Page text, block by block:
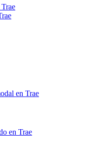
en Trae
en Trae